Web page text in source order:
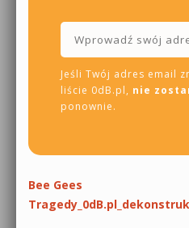
Jeśli Twój adres email
liście 0dB.pl, nie
ponownie.
Bee Gees